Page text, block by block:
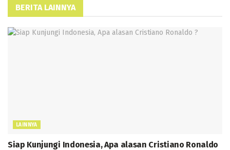
BERITA LAINNYA
LAINNYA
Siap Kunjungi Indonesia, Apa alasan Cristiano Ronaldo